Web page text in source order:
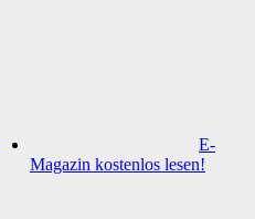
E-
Magazin kostenlos lesen!